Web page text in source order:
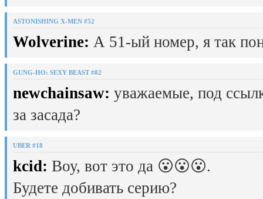
ASTONISHING X-MEN #52
Wolverine: А 51-ый номер, я так
GUNG-HO: SEXY BEAST #02
newchainsaw: уважаемые, под
за засада?
UBER #18
kcid: Воу, вот это да 😮😮😮.
Будете добивать серию?